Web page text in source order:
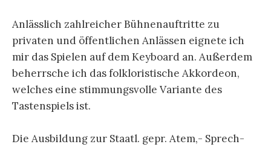
Anlässlich zahlreicher Bühnenauftritte zu
privaten und öffentlichen Anlässen eignete ich
mir das Spielen auf dem Keyboard an. Außerdem
beherrsche ich das folkloristische Akkordeon,
welches eine stimmungsvolle Variante des
Tastenspiels ist.
Die Ausbildung zur Staatl. gepr. Atem,- Sprech-